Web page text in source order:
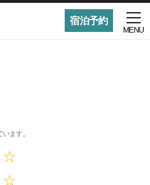
宿泊予約
MENU
ます。